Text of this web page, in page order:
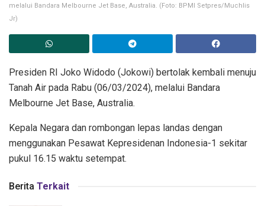
melalui Bandara Melbourne Jet Base, Australia. (Foto: BPMI Setpres/Muchlis
Jr)
Presiden RI Joko Widodo (Jokowi) bertolak kembali menuju
Tanah Air pada Rabu (06/03/2024), melalui Bandara
Melbourne Jet Base, Australia.
Kepala Negara dan rombongan lepas landas dengan
menggunakan Pesawat Kepresidenan Indonesia-1 sekitar
pukul 16.15 waktu setempat.
Berita Terkait